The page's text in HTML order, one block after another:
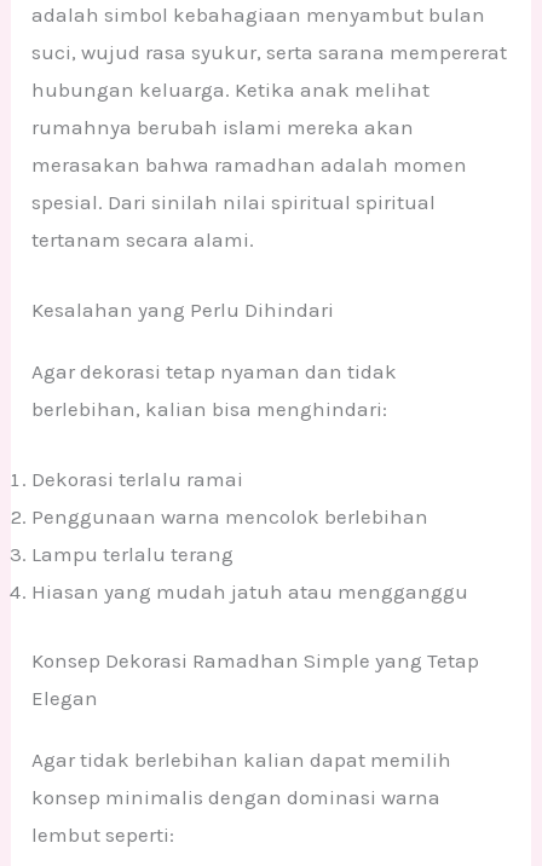
adalah simbol kebahagiaan menyambut bulan
suci, wujud rasa syukur, serta sarana mempererat
hubungan keluarga. Ketika anak melihat
rumahnya berubah islami mereka akan
merasakan bahwa ramadhan adalah momen
spesial. Dari sinilah nilai spiritual spiritual
tertanam secara alami.
Kesalahan yang Perlu Dihindari
Agar dekorasi tetap nyaman dan tidak
berlebihan, kalian bisa menghindari:
Dekorasi terlalu ramai
Penggunaan warna mencolok berlebihan
Lampu terlalu terang
Hiasan yang mudah jatuh atau mengganggu
Konsep Dekorasi Ramadhan Simple yang Tetap
Elegan
Agar tidak berlebihan kalian dapat memilih
konsep minimalis dengan dominasi warna
lembut seperti: